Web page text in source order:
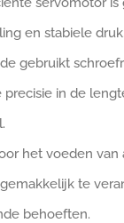
en stabiele druk.
gebruikt
in de
het voeden van
te
behoeften.